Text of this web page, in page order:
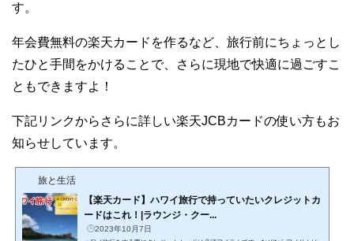
す。
年会費無料の楽天カードを作るなど、旅行前にちょっとし
たひと手間をかけることで、さらに現地で快適に過ごすこ
ともできますよ！
下記リンクからさらに詳しい楽天JCBカードの使い方もお
知らせしています。
旅と生活
【楽天カード】ハワイ旅行で持っていたいクレジットカ
ードはこれ！|ラウンジ・クー...
2023年10月7日